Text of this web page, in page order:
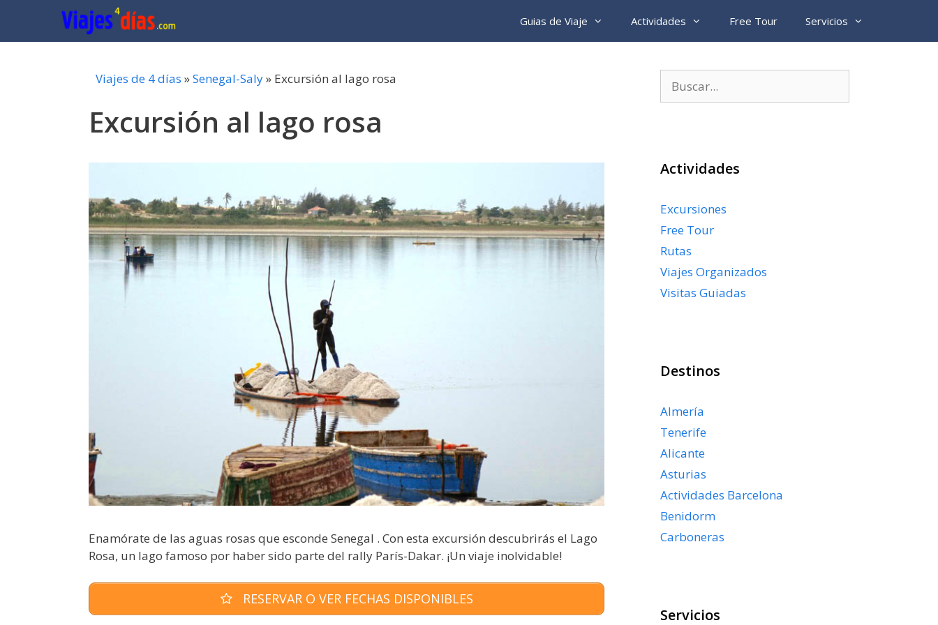
contenido
Guias de Viaje Actividades Free Tour Servicios
Viajes de 4 días »Senegal-Saly» Excursión al lago rosa
Excursión al lago rosa
Enamórate de las aguas rosas que esconde Senegal . Con esta excursión descubrirás el Lago
Rosa, un lago famoso por haber sido parte del rally París-Dakar. ¡Un viaje inolvidable!
RESERVAR O VER FECHAS DISPONIBLES
Actividades
Excursiones
Free Tour
Rutas
Viajes Organizados
Visitas Guiadas
Destinos
Almería
Tenerife
Alicante
Asturias
Actividades Barcelona
Benidorm
Carboneras
Servicios